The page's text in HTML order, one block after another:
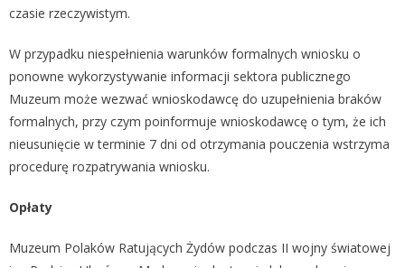
czasie rzeczywistym.
W przypadku niespełnienia warunków formalnych wniosku o
ponowne wykorzystywanie informacji sektora publicznego
Muzeum może wezwać wnioskodawcę do uzupełnienia braków
formalnych, przy czym poinformuje wnioskodawcę o tym, że ich
nieusunięcie w terminie 7 dni od otrzymania pouczenia wstrzyma
procedurę rozpatrywania wniosku.
Opłaty
Muzeum Polaków Ratujących Żydów podczas II wojny światowej